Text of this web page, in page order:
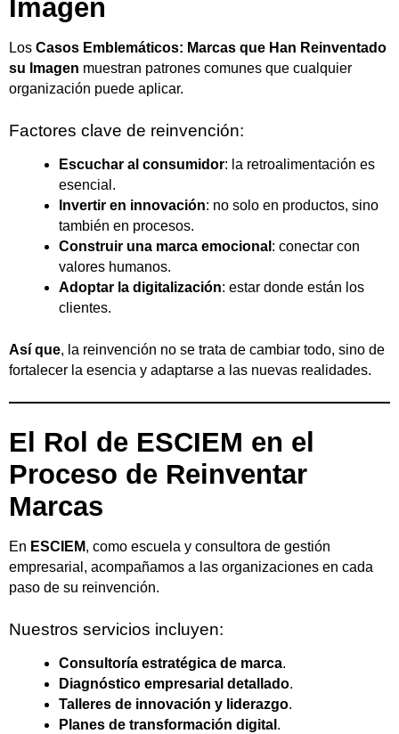
Imagen
Los Casos Emblemáticos: Marcas que Han Reinventado
su Imagen muestran patrones comunes que cualquier
organización puede aplicar.
Factores clave de reinvención:
Escuchar al consumidor: la retroalimentación es
esencial.
Invertir en innovación: no solo en productos, sino
también en procesos.
Construir una marca emocional : conectar con
valores humanos.
Adoptar la digitalización: estar donde están los
clientes.
Así que, la reinvención no se trata de cambiar todo, sino de
fortalecer la esencia y adaptarse a las nuevas realidades.
El Rol de ESCIEM en el
Proceso de Reinventar
Marcas
En ESCIEM, como escuela y consultora de gestión
empresarial, acompañamos a las organizaciones en cada
paso de su reinvención.
Nuestros servicios incluyen:
Consultoría estratégica de marca.
Diagnóstico empresarial detallado.
Talleres de innovación y liderazgo.
Planes de transformación digital .